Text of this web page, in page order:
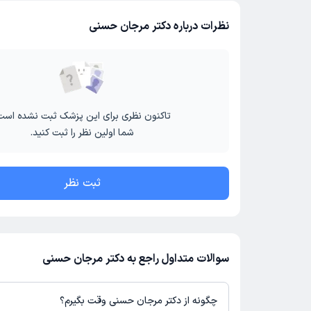
نظرات درباره دکتر مرجان حسنی
تاکنون نظری برای این پزشک ثبت نشده
شما اولین نظر را ثبت کنید.
ثبت نظر
سوالات متداول راجع به دکتر مرجان حسنی
چگونه از دکتر مرجان حسنی وقت بگیرم؟